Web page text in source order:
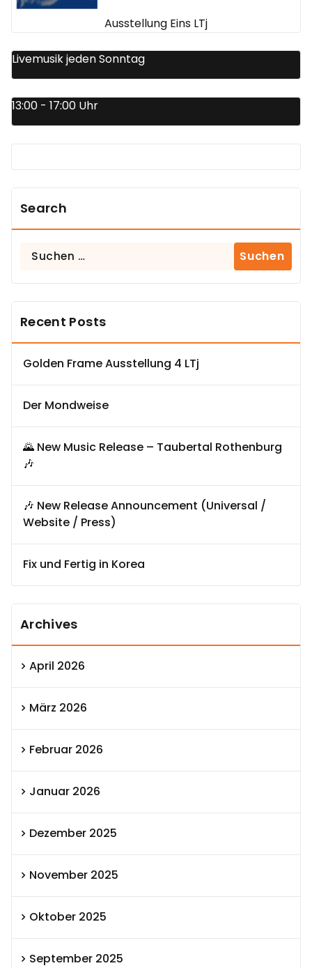
Ausstellung Eins LTj
Livemusik jeden Sonntag
13:00 - 17:00 Uhr
Search
Suchen
Recent Posts
Golden Frame Ausstellung 4 LTj
Der Mondweise
🌄 New Music Release – Taubertal Rothenburg
🎶
🎶 New Release Announcement (Universal /
Website / Press)
Fix und Fertig in Korea
Archives
April 2026
März 2026
Februar 2026
Januar 2026
Dezember 2025
November 2025
Oktober 2025
September 2025